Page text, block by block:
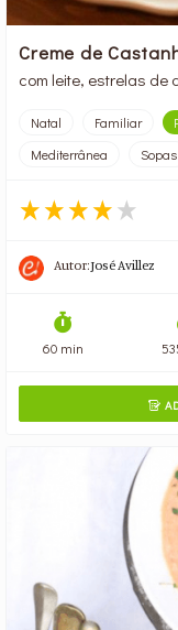
Creme de
com leite, estrelas de
Natal Familiar
Mediterrânea
Sopas
Autor:José Avillez
60 min
